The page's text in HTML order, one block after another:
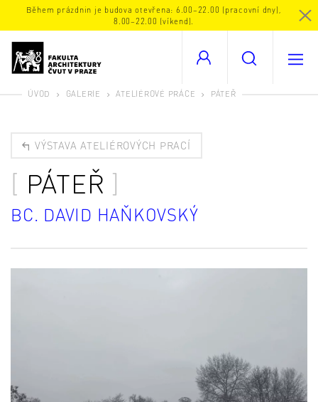
Během prázdnin je budova otevřena: 6.00–22.00 (pracovní dny),
8.00–22.00 (víkend).
ÚVOD GALERIE ATELIÉROVÉ PRÁCE PÁTEŘ
VÝSTAVA ATELIÉROVÝCH PRACÍ
PÁTEŘ
BC. DAVID HAŇKOVSKÝ